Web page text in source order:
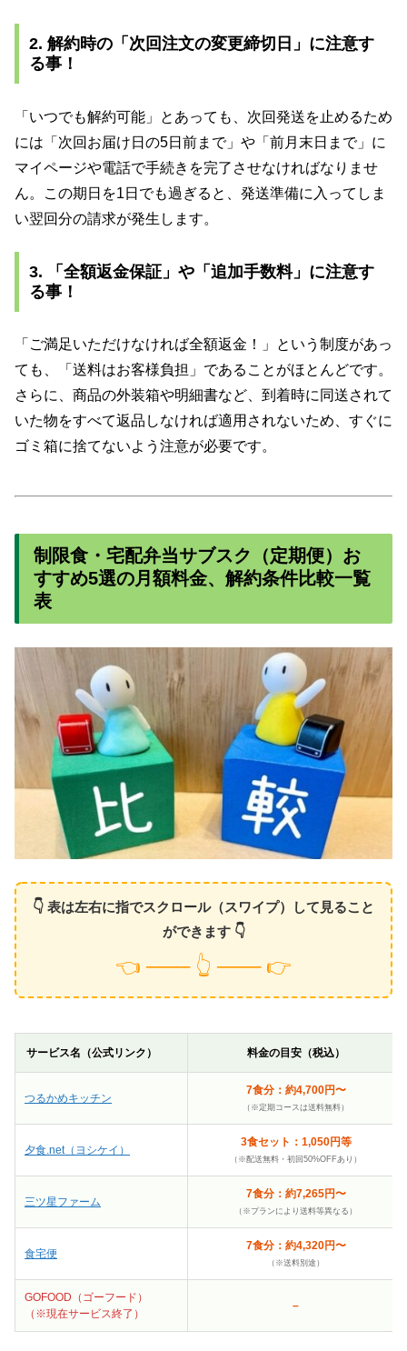
2. 解約時の「次回注文の変更締切日」に注意す
る事！
「いつでも解約可能」とあっても、次回発送を止めるため
には「次回お届け日の5日前まで」や「前月末日まで」に
マイページや電話で手続きを完了させなければなりませ
ん。この期日を1日でも過ぎると、発送準備に入ってしま
い翌回分の請求が発生します。
3. 「全額返金保証」や「追加手数料」に注意す
る事！
「ご満足いただけなければ全額返金！」という制度があっ
ても、「送料はお客様負担」であることがほとんどです。
さらに、商品の外装箱や明細書など、到着時に同送されて
いた物をすべて返品しなければ適用されないため、すぐに
ゴミ箱に捨てないよう注意が必要です。
制限食・宅配弁当サブスク（定期便）お
すすめ5選の月額料金、解約条件比較一覧
表
👇 表は左右に指でスクロール（スワイプ）して見ること
ができます 👇
👈 ─── 👆 ─── 👉
サービス名（公式リンク） 料金の目安（税込）
つるかめキッチン
7食分：約4,700円〜
（※定期コースは送料無料）
夕食.net（ヨシケイ）
3食セット：1,050円等
（※配送無料・初回50%OFFあり）
三ツ星ファーム
7食分：約7,265円〜
（※プランにより送料等異なる）
食宅便
7食分：約4,320円〜
（※送料別途）
GOFOOD（ゴーフード）
（※現在サービス終了）
–